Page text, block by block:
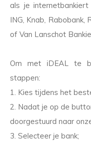
als je
ING, Knab, Rabobank,
of Van Lanschot
Om met iDEAL te
stappen:
1. Kies tijdens het
2. Nadat je op de
doorgestuurd naar
3. Selecteer je bank;